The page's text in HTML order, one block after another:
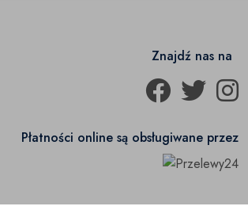
Znajdź nas na
Płatności online są obsługiwane przez